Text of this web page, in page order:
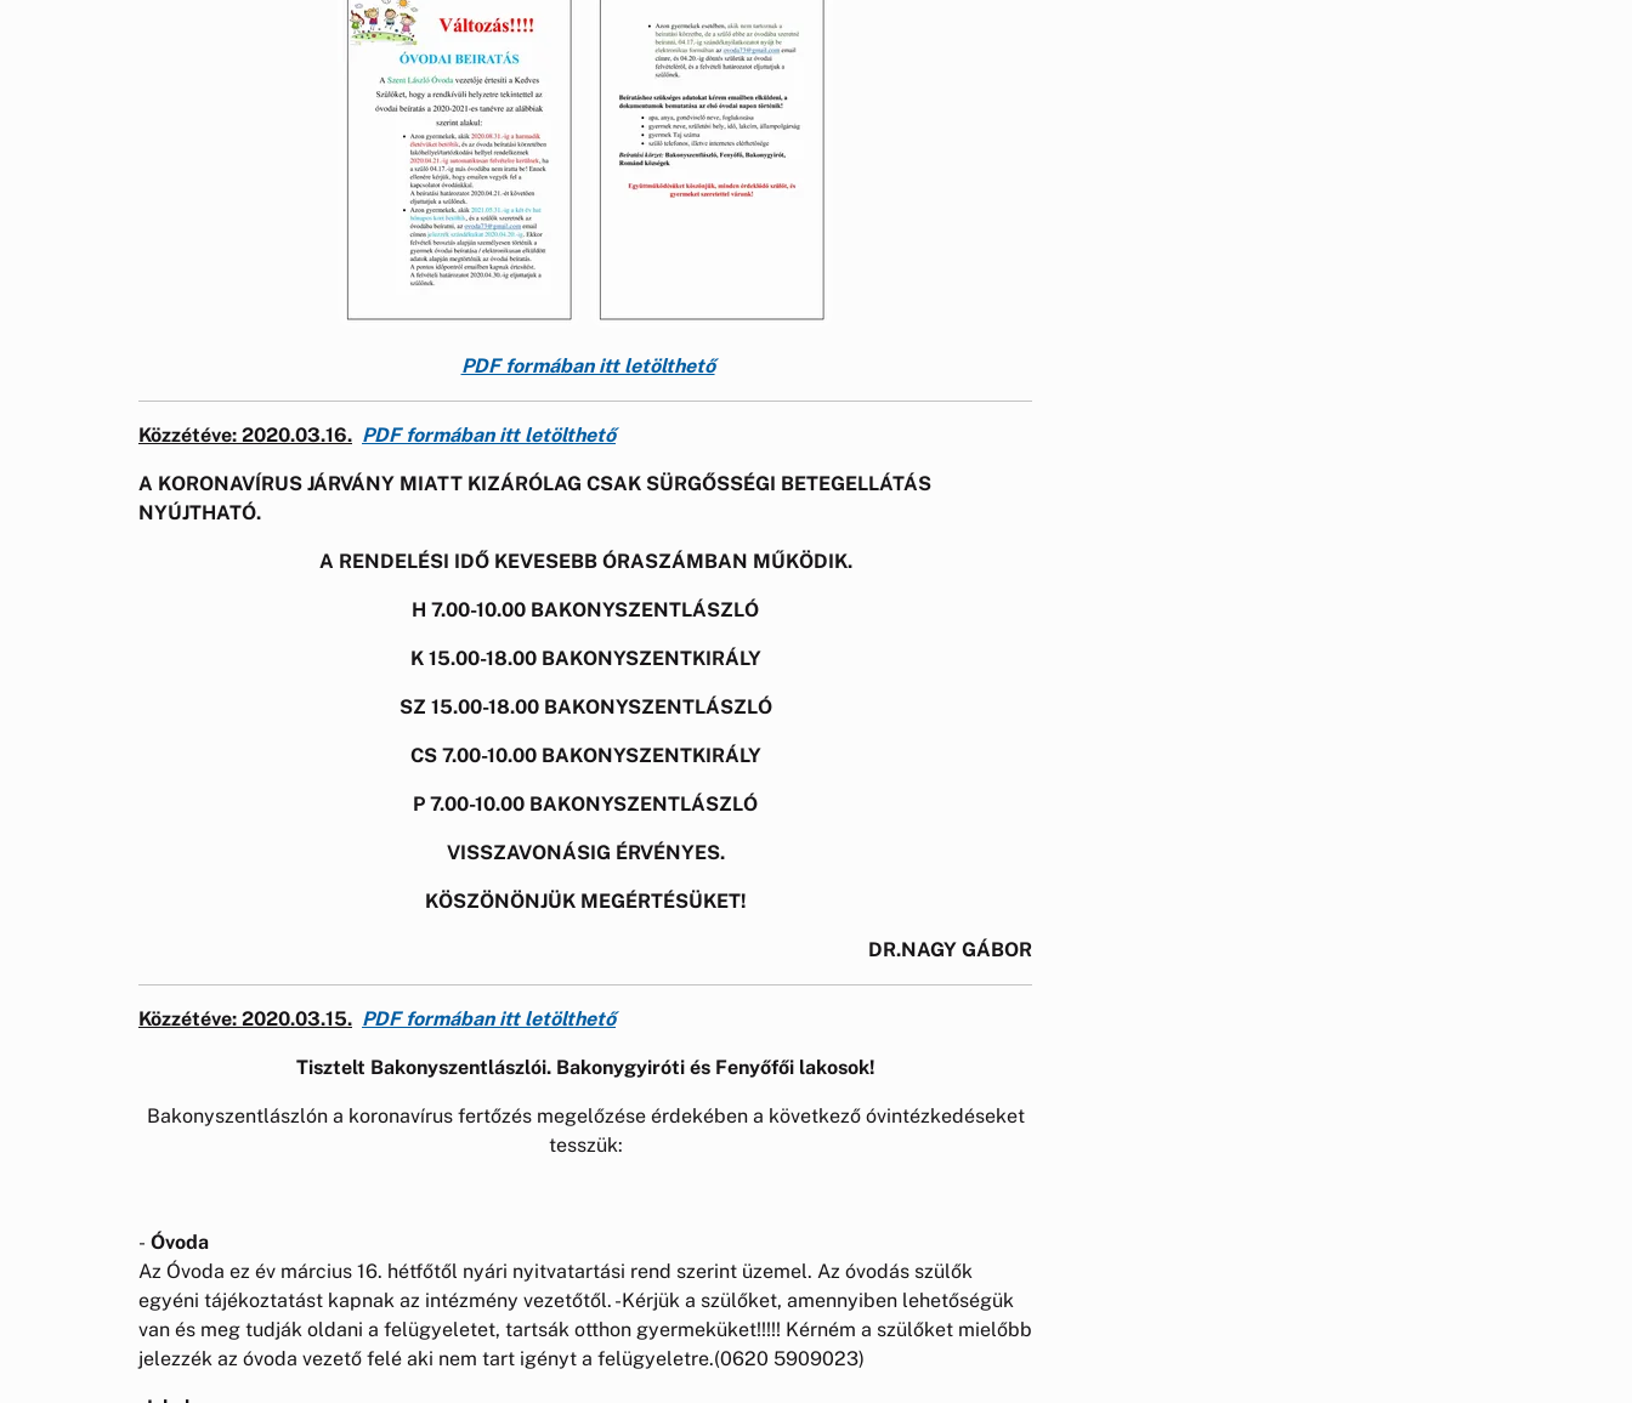
PDF formában itt letölthető
Közzétéve: 2020.03.16. PDF formában itt letölthető
A KORONAVÍRUS JÁRVÁNY MIATT KIZÁRÓLAG CSAK SÜRGŐSSÉGI BETEGELLÁTÁS
NYÚJTHATÓ.
A RENDELÉSI IDŐ KEVESEBB ÓRASZÁMBAN MŰKÖDIK.
H 7.00-10.00 BAKONYSZENTLÁSZLÓ
K 15.00-18.00 BAKONYSZENTKIRÁLY
SZ 15.00-18.00 BAKONYSZENTLÁSZLÓ
CS 7.00-10.00 BAKONYSZENTKIRÁLY
P 7.00-10.00 BAKONYSZENTLÁSZLÓ
VISSZAVONÁSIG ÉRVÉNYES.
KÖSZÖNÖNJÜK MEGÉRTÉSÜKET!
DR.NAGY GÁBOR
Közzétéve: 2020.03.15. PDF formában itt letölthető
Tisztelt Bakonyszentlászlói. Bakonygyiróti és Fenyőfői lakosok!
Bakonyszentlászlón a koronavírus fertőzés megelőzése érdekében a következő óvintézkedéseket
tesszük:
- Óvoda
Az Óvoda ez év március 16. hétfőtől nyári nyitvatartási rend szerint üzemel. Az óvodás szülők
egyéni tájékoztatást kapnak az intézmény vezetőtől. -Kérjük a szülőket, amennyiben lehetőségük
van és meg tudják oldani a felügyeletet, tartsák otthon gyermeküket!!!!! Kérném a szülőket mielőbb
jelezzék az óvoda vezető felé aki nem tart igényt a felügyeletre.(0620 5909023)